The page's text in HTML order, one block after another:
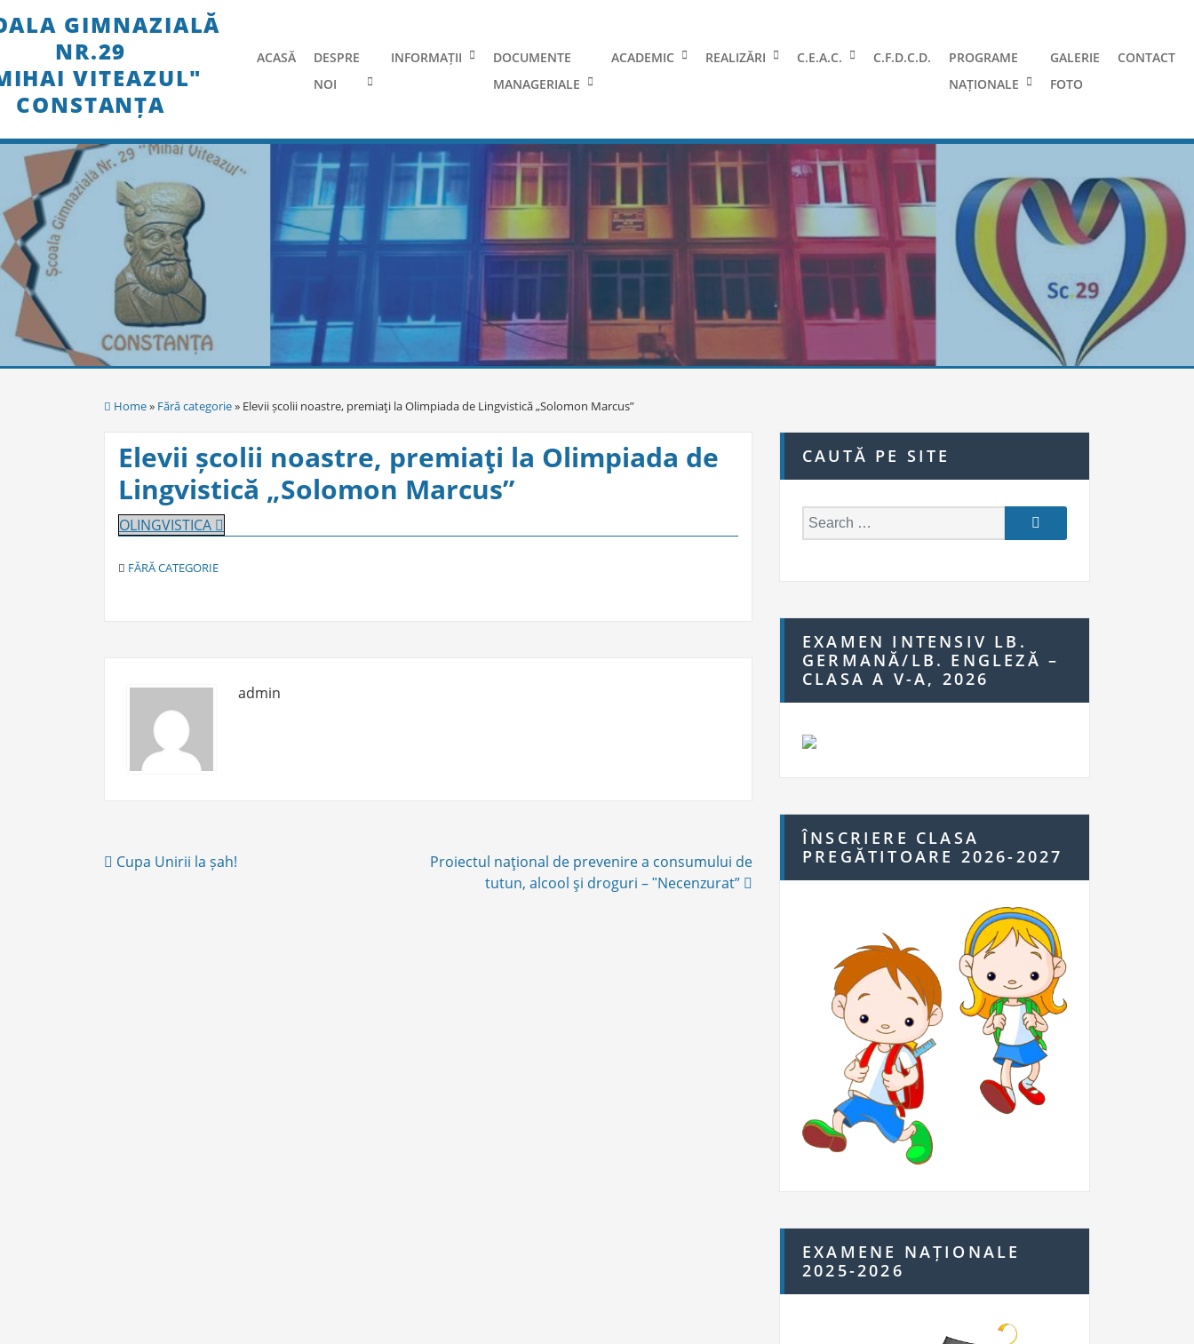
to
GIMNAZIALĂ
NR.29
VITEAZUL"
CONSTANȚA
ACASĂ
DESPRE
NOI
INFORMAȚII
DOCUMENTE
MANAGERIALE
ACADEMIC REALIZĂRI C.E.A.C. C.F.D.C.D.
PROGRAME
NAȚIONALE
GALERIE
FOTO
CONTACT
Home» Fără categorie» Elevii școlii noastre, premiaţi la Olimpiada de Lingvistică „Solomon Marcus”
Elevii școlii noastre, premiaţi la Olimpiada de
Lingvistică „Solomon Marcus”
OLINGVISTICA
C
I
FĂRĂ CATEGORIE
admin
Post
Cupa Unirii la șah!
Proiectul naţional de prevenire a consumului de
tutun, alcool şi droguri – ʺNecenzurat”
CAUTĂ PE SITE
e
h
f
o
r:
EXAMEN INTENSIV LB.
GERMANĂ/LB. ENGLEZĂ –
CLASA A V-A, 2026
ÎNSCRIERE CLASA
PREGĂTITOARE 2026-2027
EXAMENE NAȚIONALE
2025-2026